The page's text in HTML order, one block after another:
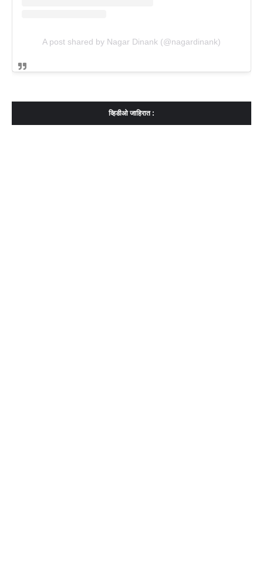
A post shared by Nagar Dinank (@nagardinank)
व्हिडीओ जाहिरात :